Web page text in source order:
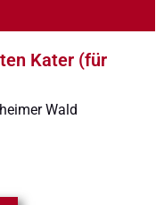
Kater (für
Wald